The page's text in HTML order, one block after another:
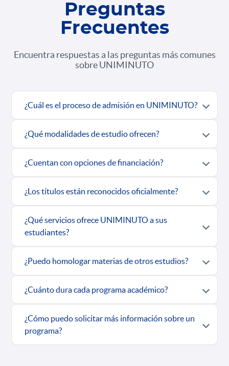
Preguntas
Frecuentes
Encuentra respuestas a las preguntas más comunes
sobre UNIMINUTO
¿Cuál es el proceso de admisión en UNIMINUTO?
¿Qué modalidades de estudio ofrecen?
¿Cuentan con opciones de financiación?
¿Los títulos están reconocidos oficialmente?
¿Qué servicios ofrece UNIMINUTO a sus
estudiantes?
¿Puedo homologar materias de otros estudios?
¿Cuánto dura cada programa académico?
¿Cómo puedo solicitar más información sobre un
programa?